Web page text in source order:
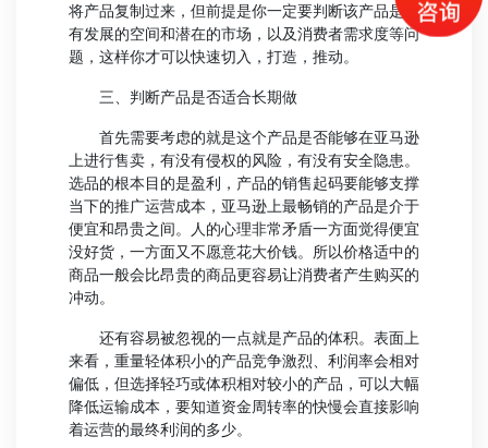
将产品复制过来，但前提是你一定要判断该产品是否
有发展的空间和潜在的市场，以及消费者需求度等问
题，这样你才可以快速切入，打造，推动。
三、判断产品是否适合长期做
首先需要考虑的就是这个产品是否能够在亚马逊
上进行售卖，有没有侵权的风险，有没有安全隐患。
选品的根本目的是盈利，产品的销售起码要能够支撑
当下的推广运营成本，亚马逊上最畅销的产品是介于
便宜和昂贵之间。人的心理非常矛盾一方面觉得便宜
没好货，一方面又不愿意花大价钱。所以价格适中的
商品一般会比昂贵的商品更容易让消费者产生购买的
冲动。
还有容易被忽视的一点就是产品的体积。表面上
来看，重量轻体积小的产品竞争激烈、利润率会相对
偏低，但选择轻巧或体积相对较小的产品，可以大幅
降低运输成本，要知道资金周转率的快慢会直接影响
着运营的最终利润的多少。